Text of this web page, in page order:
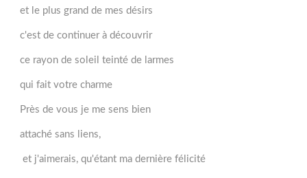
et le plus grand de mes désirs
c'est de continuer à découvrir
ce rayon de soleil teinté de larmes
qui fait votre charme
Près de vous je me sens bien
attaché sans liens,
et j'aimerais, qu'étant ma dernière félicité